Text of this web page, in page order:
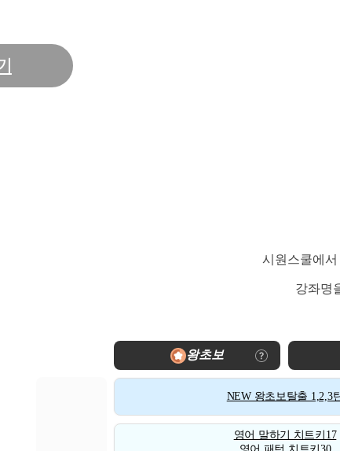
시원스쿨에
강좌명
왕초보
NEW 왕초보탈출 1,2,3
영어 말하기 치트키17